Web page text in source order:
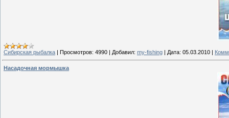
Сибирская рыбалка Просмотров: 4990 Добавил: my-fishing Дата: 05.03.2010
Насадочная мормышка